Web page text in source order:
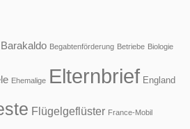
Barakaldo Begabtenförderung Betriebe Biologie
Ehemalige Elternbrief England
Flügelgeflüster France-Mobil